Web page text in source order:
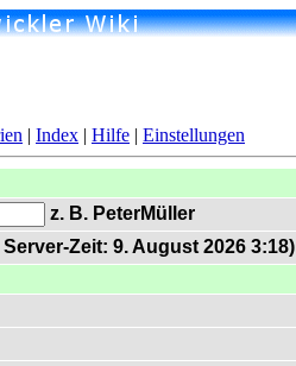
| Index | Hilfe | Einstellungen
z. B. PeterMüller
Zeit: 9. August 2026 3:18)